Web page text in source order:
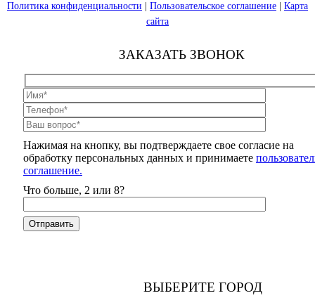
Политика конфиденциальности
Пользовательское соглашение
Карта
сайта
ЗАКАЗАТЬ ЗВОНОК
Нажимая на кнопку, вы подтверждаете свое согласие на
обработку персональных данных и принимаете
соглашение.
Что больше, 2 или 8?
ВЫБЕРИТЕ ГОРОД